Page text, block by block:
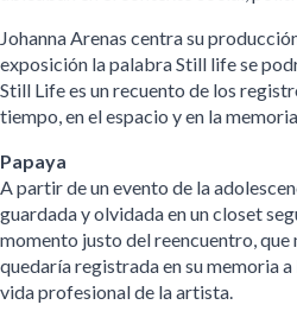
Johanna Arenas centra su
exposición la palabra Still life se
Still Life es un recuento de los
tiempo, en el espacio y en la
Papaya
A partir de un evento de la
guardada y olvidada en un closet
momento justo del reencuentro, que
quedaría registrada en su memoria
vida profesional de la artista.